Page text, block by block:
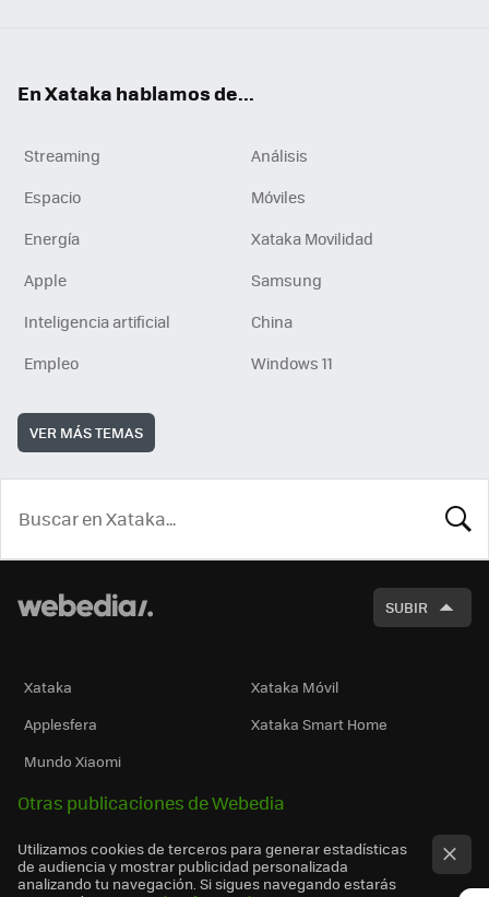
En Xataka hablamos de...
Streaming
Análisis
Espacio
Móviles
Energía
Xataka Movilidad
Apple
Samsung
Inteligencia artificial
China
Empleo
Windows 11
VER MÁS TEMAS
SUBIR
Xataka
Xataka Móvil
Applesfera
Xataka Smart Home
Mundo Xiaomi
Otras publicaciones de Webedia
Utilizamos cookies de terceros para generar estadísticas
de audiencia y mostrar publicidad personalizada
analizando tu navegación. Si sigues navegando estarás